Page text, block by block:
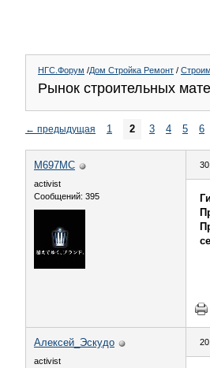
НГС.Форум /Дом Стройка Ремонт /
Рынок строительных
← предыдущая 1 2 3 4 5 6
M697МС
activist
Сообщений: 395
Алексей_Эскудо
activist